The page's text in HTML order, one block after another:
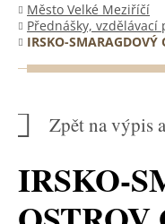
Město Velké Meziříčí
Přednášky, vzdělávací
IRSKO-SMARAGDOVÝ
Zpět na výpis
IRSKO-